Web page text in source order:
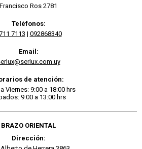
Francisco Ros 2781
Teléfonos:
7113 | 092868340
Email:
de atención:
Viernes: 9:00 a 18:00 hrs
9:00 a 13:00 hrs
BRAZO ORIENTAL
Dirección: